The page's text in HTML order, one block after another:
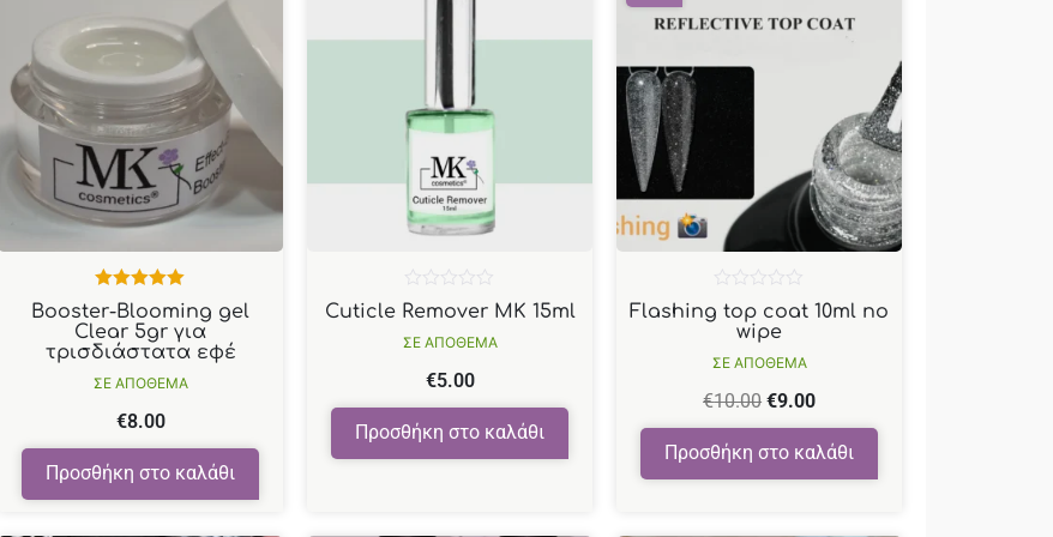
ΣΕ ΑΠΟΘΕΜΑ
Booster-Blooming gel
Clear 5gr για
τρισδιάστατα εφέ
€8.00
Προσθήκη στο καλάθι
Βαθμολογήθηκε
με5.00από
5
ΣΕ ΑΠΟΘΕΜΑ
Cuticle Remover MK 15ml
€5.00
Προσθήκη στο καλάθι
Βαθμολογήθηκε
με
0
από
ΣΕ ΑΠΟΘΕΜΑ
Flashing top coat 10ml no
wipe
€10.00 €9.00
Προσθήκη στο καλάθι
Βαθμολογήθηκε
με
5